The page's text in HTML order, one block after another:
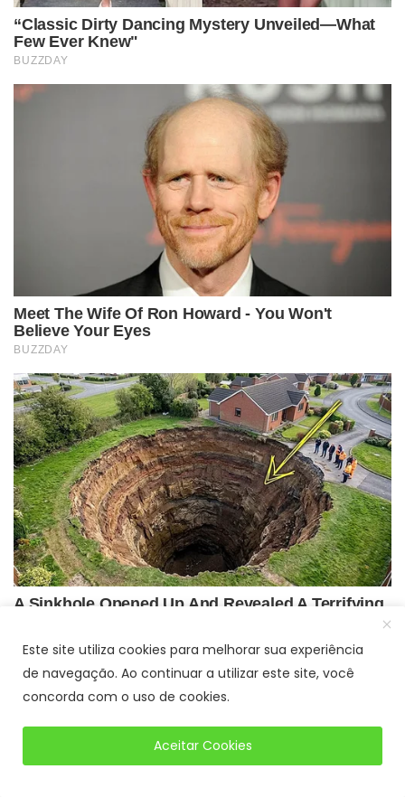
Este site utiliza cookies para melhorar sua experiência
de navegação. Ao continuar a utilizar este site, você
concorda com o uso de cookies.
Aceitar Cookies